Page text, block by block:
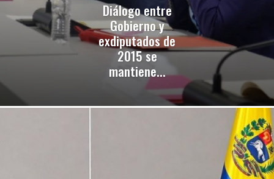
Diálogo entre
Gobierno y
exdiputados de
2015 se
mantiene...